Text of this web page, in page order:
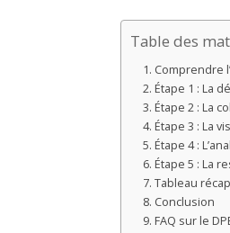
Table des
Comprendre
Étape 1 : La
Étape 2 : La
Étape 3 : La
Étape 4 :
Étape 5 : La
Tableau
Conclusion
FAQ sur le